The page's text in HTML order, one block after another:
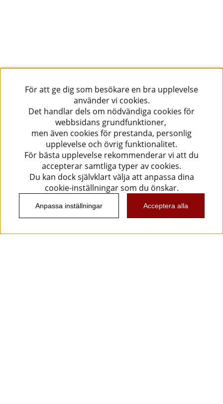
För att ge dig som besökare en bra upplevelse
använder vi cookies.
Det handlar dels om nödvändiga cookies för
webbsidans grundfunktioner,
men även cookies för prestanda, personlig
upplevelse och övrig funktionalitet.
För bästa upplevelse rekommenderar vi att du
accepterar samtliga typer av cookies.
Du kan dock självklart välja att anpassa dina
cookie-inställningar som du önskar.
Anpassa inställningar Acceptera alla